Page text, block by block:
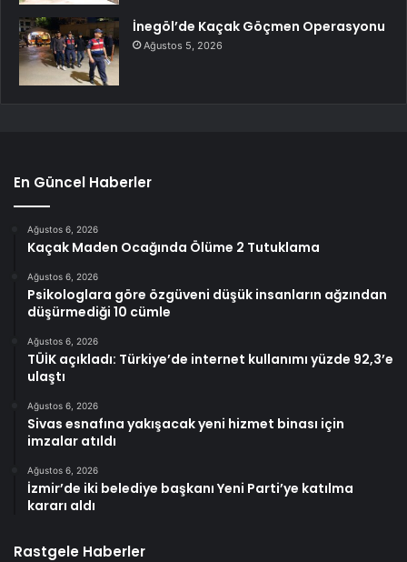
İnegöl’de Kaçak Göçmen Operasyonu
Ağustos 5, 2026
En Güncel Haberler
Ağustos 6, 2026
Kaçak Maden Ocağında Ölüme 2 Tutuklama
Ağustos 6, 2026
Psikologlara göre özgüveni düşük insanların ağzından
düşürmediği 10 cümle
Ağustos 6, 2026
TÜİK açıkladı: Türkiye’de internet kullanımı yüzde 92,3’e
ulaştı
Ağustos 6, 2026
Sivas esnafına yakışacak yeni hizmet binası için
imzalar atıldı
Ağustos 6, 2026
İzmir’de iki belediye başkanı Yeni Parti’ye katılma
kararı aldı
Rastgele Haberler